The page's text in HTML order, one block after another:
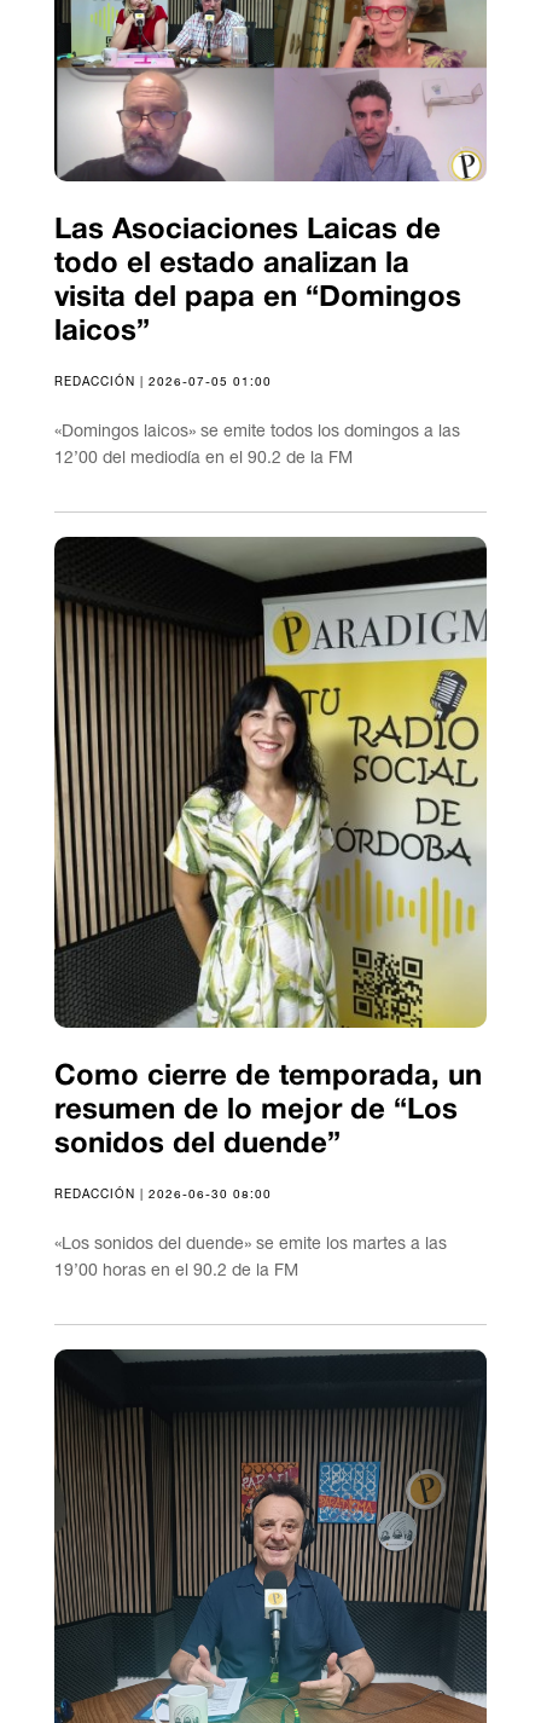
Las Asociaciones Laicas de
todo el estado analizan la
visita del papa en “Domingos
laicos”
REDACCIÓN | 2026-07-05 01:00
«Domingos laicos» se emite todos los domingos a las
12’00 del mediodía en el 90.2 de la FM
Como cierre de temporada, un
resumen de lo mejor de “Los
sonidos del duende”
REDACCIÓN | 2026-06-30 08:00
«Los sonidos del duende» se emite los martes a las
19’00 horas en el 90.2 de la FM